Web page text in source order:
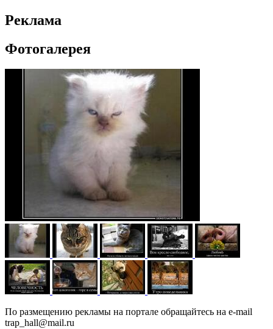
Реклама
Фотогалерея
По размещению рекламы на портале обращайтесь на e-mail
trap_hall@mail.ru